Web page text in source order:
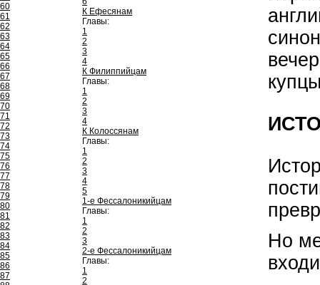
60
61
62
63
64
65
66
67
68
69
70
71
72
73
74
75
76
77
78
79
80
81
82
83
84
85
86
87
К Ефесянам
Главы:
1
2
3
4
К Филиппийцам
Главы:
1
2
3
4
К Колоссянам
Главы:
1
2
3
4
5
1-е Фессалоникийцам
Главы:
1
2
3
2-е Фессалоникийцам
Главы:
1
2
Но